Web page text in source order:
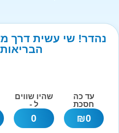
נהדר! שי עשית דרך
עד כה
חסכת
0
₪
שהיו שווים
ל -
0